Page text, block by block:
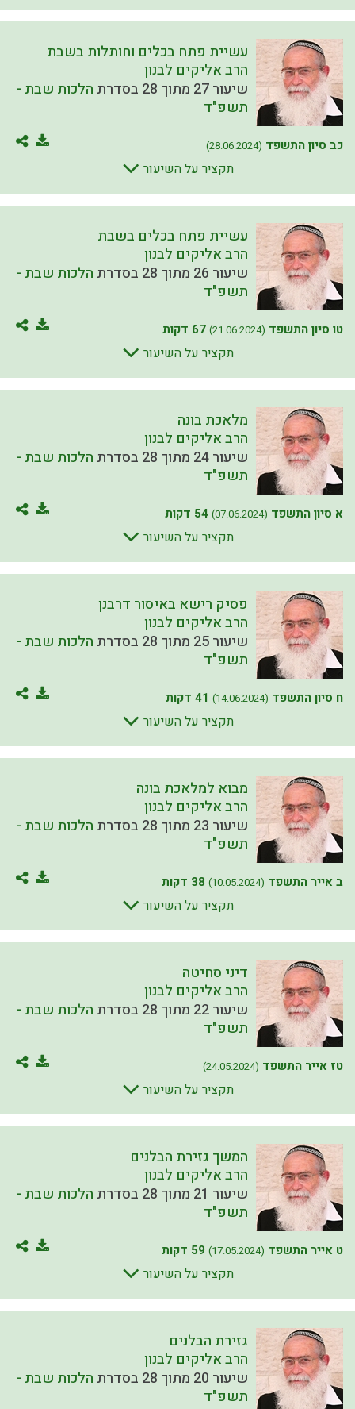
עשיית פתח בכלים וחותלות בשבת
הרב אליקים לבנון
שיעור 27 מתוך 28 בסדרת
הלכות שבת -
תשפ"ד
כב סיון התשפד (28.06.2024)
תקציר על השיעור
עשיית פתח בכלים בשבת
הרב אליקים לבנון
שיעור 26 מתוך 28 בסדרת
הלכות שבת -
תשפ"ד
טו סיון התשפד (21.06.2024) 67 דקות
תקציר על השיעור
מלאכת בונה
הרב אליקים לבנון
שיעור 24 מתוך 28 בסדרת
הלכות שבת -
תשפ"ד
א סיון התשפד (07.06.2024) 54 דקות
תקציר על השיעור
פסיק רישא באיסור דרבנן
הרב אליקים לבנון
שיעור 25 מתוך 28 בסדרת
הלכות שבת -
תשפ"ד
ח סיון התשפד (14.06.2024) 41 דקות
תקציר על השיעור
מבוא למלאכת בונה
הרב אליקים לבנון
שיעור 23 מתוך 28 בסדרת
הלכות שבת -
תשפ"ד
ב אייר התשפד (10.05.2024) 38 דקות
תקציר על השיעור
דיני סחיטה
הרב אליקים לבנון
שיעור 22 מתוך 28 בסדרת
הלכות שבת -
תשפ"ד
טז אייר התשפד (24.05.2024)
תקציר על השיעור
המשך גזירת הבלנים
הרב אליקים לבנון
שיעור 21 מתוך 28 בסדרת
הלכות שבת -
תשפ"ד
ט אייר התשפד (17.05.2024) 59 דקות
תקציר על השיעור
גזירת הבלנים
הרב אליקים לבנון
שיעור 20 מתוך 28 בסדרת
הלכות שבת -
תשפ"ד